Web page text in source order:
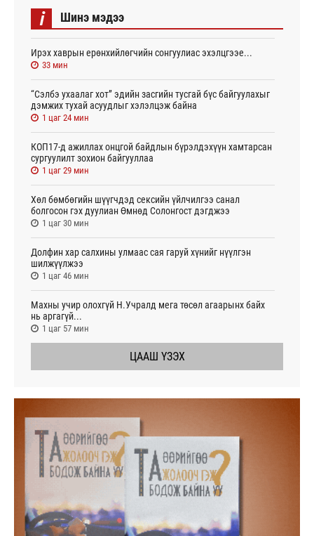
i Шинэ мэдээ
Ирэх хаврын ерөнхийлөгчийн сонгуулиас эхэлцгээе...
33 мин
“Сэлбэ ухаалаг хот” эдийн засгийн тусгай бүс байгуулахыг
дэмжих тухай асуудлыг хэлэлцэж байна
1 цаг 24 мин
КОП17-д ажиллах онцгой байдлын бүрэлдэхүүн хамтарсан
сургуулилт зохион байгууллаа
1 цаг 29 мин
Хөл бөмбөгийн шүүгчдэд сексийн үйлчилгээ санал
болгосон гэх дуулиан Өмнөд Солонгост дэгджээ
1 цаг 30 мин
Долфин хар салхины улмаас сая гаруй хүнийг нүүлгэн
шилжүүлжээ
1 цаг 46 мин
Махны учир олохгүй Н.Учралд мега төсөл агаарынх байх
нь аргагүй...
1 цаг 57 мин
ЦААШ ҮЗЭХ